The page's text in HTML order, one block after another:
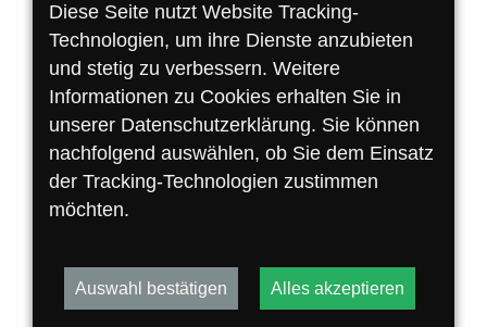
Ihre Adresse für besondere
Fälle
Sonderabfälle heißen so, weil sie eine ganz
besondere Behandlung brauchen. Struck
Recycling nimmt unter anderem
ausgediente Bleibatterien, Asbest, künstliche
Kategorie A4 entgegen und trägt Sorge dafür,
dass die in dem Material enthaltenen
Diese Seite nutzt Website Tracking-
Technologien, um ihre Dienste anzubieten
und stetig zu verbessern. Weitere
Informationen zu Cookies erhalten Sie in
unserer Datenschutzerklärung. Sie können
nachfolgend auswählen, ob Sie dem Einsatz
der Tracking-Technologien zustimmen
möchten.
Auswahl bestätigen Alles akzeptieren